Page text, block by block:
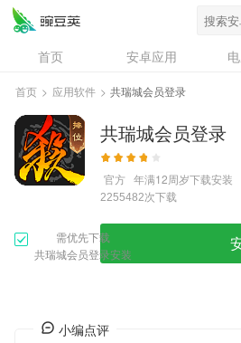
首页 安卓应用
资讯
专题
问答
首页 > 应用软件 > 共瑞城会员登录
共瑞城会员登录
官方 年满12周岁下载安装
2255482次下载
需优先下载
共瑞城会员登录安装
小编点评